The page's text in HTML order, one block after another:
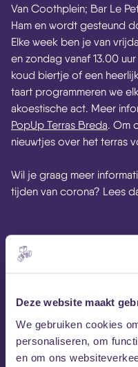
Deze website maakt
We gebruiken cookies
personaliseren, om
en om ons
Van Coothplein; Bar Le
Ham en wordt gesteund
Elke week ben je van
en zondag vanaf 13.00
koud biertje of een
taart programmeren we
akoestische act. Meer
PopUp Terras Breda. Om
nieuwtjes over het terras
Wil je graag meer
tijden van corona? Lees